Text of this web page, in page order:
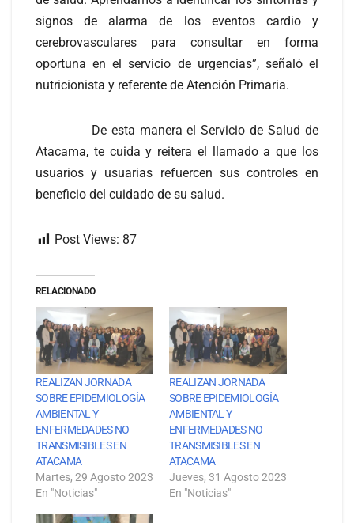
signos de alarma de los eventos cardio y
cerebrovasculares para consultar en forma
oportuna en el servicio de urgencias”, señaló el
nutricionista y referente de Atención Primaria.
De esta manera el Servicio de Salud de
Atacama, te cuida y reitera el llamado a que los
usuarios y usuarias refuercen sus controles en
beneficio del cuidado de su salud.
Post Views: 87
RELACIONADO
REALIZAN JORNADA
SOBRE EPIDEMIOLOGÍA
AMBIENTAL Y
ENFERMEDADES NO
TRANSMISIBLES EN
ATACAMA
Martes, 29 Agosto 2023
En "Noticias"
REALIZAN JORNADA
SOBRE EPIDEMIOLOGÍA
AMBIENTAL Y
ENFERMEDADES NO
TRANSMISIBLES EN
ATACAMA
Jueves, 31 Agosto 2023
En "Noticias"